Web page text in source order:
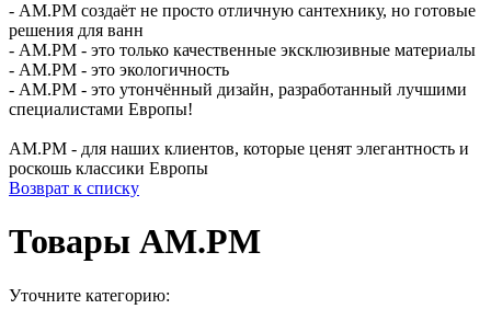
- AM.PM создаёт не просто отличную сантехнику, но готовые
решения для ванн
- AM.PM - это только качественные эксклюзивные материалы
- AM.PM - это экологичность
- AM.PM - это утончённый дизайн, разработанный лучшими
специалистами Европы!
AM.PM - для наших клиентов, которые ценят элегантность и
роскошь классики Европы
Возврат к списку
Товары AM.PM
Уточните категорию: